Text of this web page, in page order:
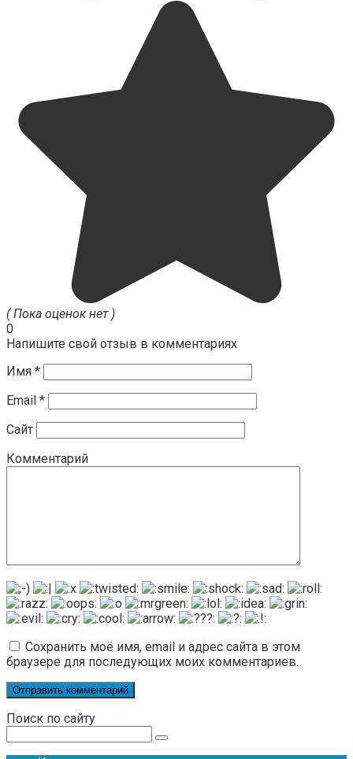
( Пока оценок нет )
0
Напишите свой отзыв в комментариях
Имя *
Email *
Сайт
Комментарий
Сохранить моё имя, email и адрес сайта в этом
браузере для последующих моих комментариев.
Поиск по сайту